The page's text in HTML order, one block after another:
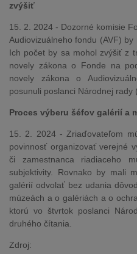
zvýšiť
15. 2. 2024 - Dozorné komisie
Audiovizuálneho fondu (AVF)
Ich počet by sa mohol zvýšiť z
novely zákona o Fonde na
novely zákona o
posunuli poslanci Národnej rady
Proces výberu šéfov galérií a
15. 2. 2024 - Zriaďovateľom
povinnosť organizovať verejné
či zamestnanca riadiaceho
subjektivity. Rovnako by mali
galérií odvolať bez udania
múzeách a o galériách a o
ktorú vo štvrtok poslanci
druhého čítania.
Zdroj: